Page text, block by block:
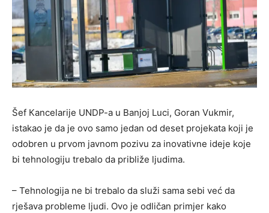
Šef Кancelarije UNDP-a u Banjoj Luci, Goran Vukmir,
istakao je da je ovo samo jedan od deset projekata koji je
odobren u prvom javnom pozivu za inovativne ideje koje
bi tehnologiju trebalo da približe ljudima.
– Tehnologija ne bi trebalo da služi sama sebi već da
rješava probleme ljudi. Ovo je odličan primjer kako